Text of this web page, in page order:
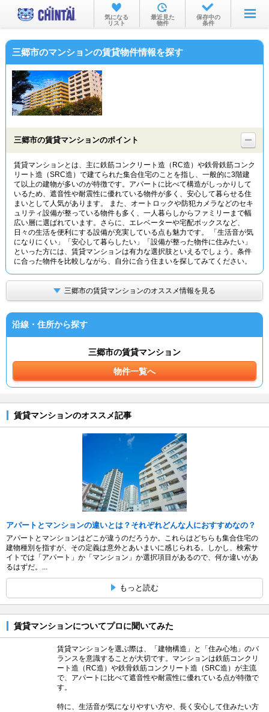
お部屋を探す
沿線・駅から
物件特集から
TOP
気になる
リスト
最近見た
物件
保存中の
条件
三郷市のマンションの賃貸物件情報を探す
三郷市の賃貸マンションのポイント
賃貸マンションとは、主に鉄筋コンクリート造（RC造）や鉄骨鉄筋コンク
リート造（SRC造）で建てられた集合住宅のことを指し、一般的に3階建
て以上の建物が多いのが特徴です。アパートに比べて構造がしっかりして
いるため、遮音性や耐震性に優れている物件が多く、安心して暮らせる住
まいとして人気があります。 また、オートロックや防犯カメラなどのセキ
ュリティ設備が整っている物件も多く、一人暮らしからファミリーまで幅
広い層に選ばれています。さらに、エレベーターや宅配ボックスなど、
日々の生活を便利にする設備が充実している点も魅力です。 「生活音が気
になりにくい」「安心して暮らしたい」「設備が整った物件に住みたい」
といった方には、賃貸マンションは有力な選択肢といえるでしょう。条件
に合った物件を比較しながら、自分に合う住まいを探してみてください。
三郷市の賃貸マンションのオススメ情報を見る
沿線・住所から探す
三郷市の賃貸マンション
物件一覧へ
賃貸マンションのオススメ記事
アパートとマンションの違いとは？それぞれどんな人におすすめなの？
アパートとマンションはどこが違うのだろうか。これらはどちらも集合住宅の
建物種別を指すが、その定義は意外とあいまいに感じられる。しかし、検索サ
イトでは「アパート」か「マンション」か選択項目があるので、何か違いがあ
るはずだ。...
もっと読む
賃貸マンションについてプロに聞いてみた
賃貸マンションを選ぶ際は、「建物構造」と「住み心地」のバ
ランスを意識することが大切です。マンションは鉄筋コンクリ
ート造（RC造）や鉄骨鉄筋コンクリート造（SRC造）が主流
で、アパートに比べて遮音性や耐震性に優れている点が特徴で
す。
特に、生活音が気になりやすい方や、長く安心して住みたい方